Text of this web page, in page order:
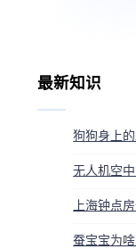
最新知识
无人机空
上海钟点
蚕宝宝为